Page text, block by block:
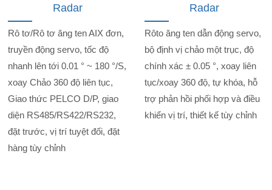
Radar
Rô tơ/Rô tơ ăng ten AIX đơn,
truyền động servo, tốc độ
nhanh lên tới 0.01 ° ~ 180 °/S,
xoay Chảo 360 độ liên tục,
Giao thức PELCO D/P, giao
diện RS485/RS422/RS232,
đặt trước, vị trí tuyệt đối, đặt
hàng tùy chỉnh
Radar
Rôto ăng ten dẫn động servo,
bộ định vị chảo một trục, độ
chính xác ± 0.05 °, xoay liên
tục/xoay 360 độ, tự khóa, hỗ
trợ phản hồi phối hợp và điều
khiển vị trí, thiết kế tùy chỉnh